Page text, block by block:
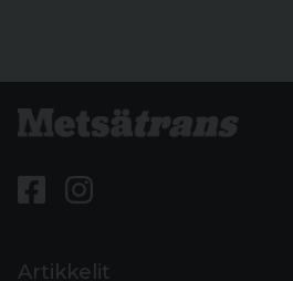
Artikkelit